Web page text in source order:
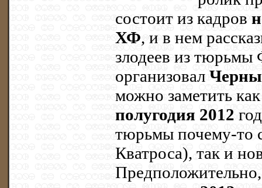
состоит из кадров
ХФ, и в нем
злодеев из тюрьмы
организовал
можно заметить
полугодия 2012
тюрьмы почему-то
Кватроса), так и